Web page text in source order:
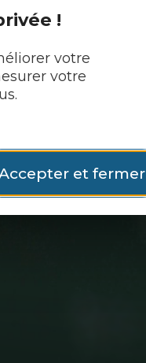
!
votre
votre
et fermer